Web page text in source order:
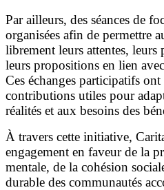
Par ailleurs, des séances de
organisées afin de permettre
librement leurs attentes, leurs
leurs propositions en lien
Ces échanges participatifs
contributions utiles pour
réalités et aux besoins des
À travers cette initiative,
engagement en faveur de la
mentale, de la cohésion
durable des communautés